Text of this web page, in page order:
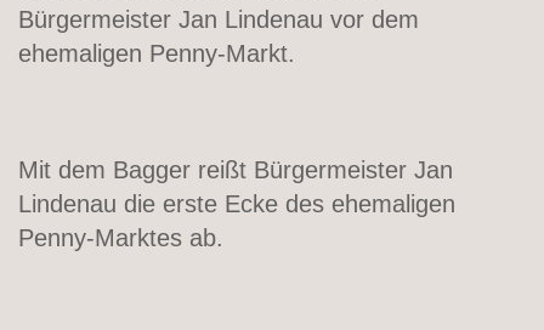
Bürgermeister Jan Lindenau vor dem
ehemaligen Penny-Markt.
Mit dem Bagger reißt Bürgermeister Jan
Lindenau die erste Ecke des ehemaligen
Penny-Marktes ab.